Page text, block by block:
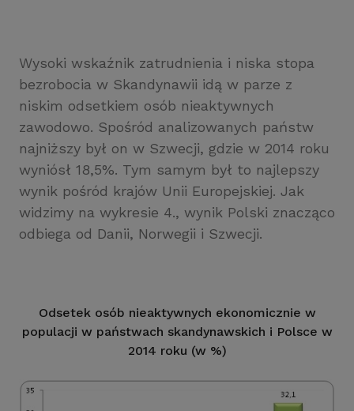
Wysoki wskaźnik zatrudnienia i niska stopa
bezrobocia w Skandynawii idą w parze z
niskim odsetkiem osób nieaktywnych
zawodowo. Spośród analizowanych państw
najniższy był on w Szwecji, gdzie w 2014 roku
wyniósł 18,5%. Tym samym był to najlepszy
wynik pośród krajów Unii Europejskiej. Jak
widzimy na wykresie 4., wynik Polski znacząco
odbiega od Danii, Norwegii i Szwecji.
Odsetek osób nieaktywnych ekonomicznie w
populacji w państwach skandynawskich i Polsce w
2014 roku (w %)